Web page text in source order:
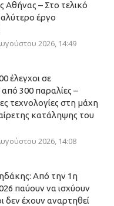
Αθήνας – Στο τελικό
έργο
2026, 14:49
έλεγχοι σε
300 παραλίες –
τεχνολογίες στη μάχη
κατάληψης του
2026, 14:08
Από την 1η
παύουν να ισχύουν
δεν έχουν αναρτηθεί